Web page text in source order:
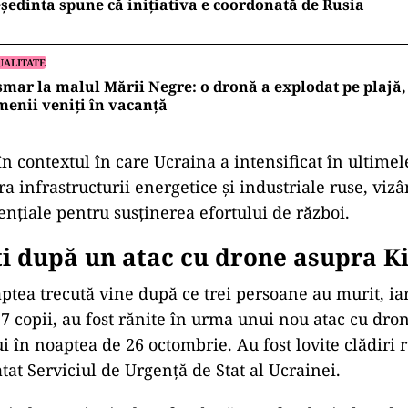
spune că inițiativa e coordonată de Rusia
la malul Mării Negre: o dronă a explodat pe
veniți în vacanță
contextul în care Ucraina a intensificat în
infrastructurii energetice și industriale ruse,
pentru susținerea efortului de război.
după un atac cu drone asupra
trecută vine după ce trei persoane au murit,
copii, au fost rănite în urma unui nou atac cu
în noaptea de 26 octombrie. Au fost lovite clădiri
Serviciul de Urgență de Stat al Ucrainei.